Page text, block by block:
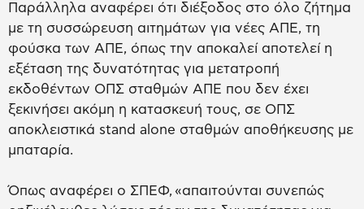
Παράλληλα αναφέρει ότι διέξοδος στο όλο ζήτημα
με τη συσσώρευση αιτημάτων για νέες ΑΠΕ, τη
φούσκα των ΑΠΕ, όπως την αποκαλεί αποτελεί η
εξέταση της δυνατότητας για μετατροπή
εκδοθέντων ΟΠΣ σταθμών ΑΠΕ που δεν έχει
ξεκινήσει ακόμη η κατασκευή τους, σε ΟΠΣ
αποκλειστικά stand alone σταθμών αποθήκευσης με
μπαταρία.
Όπως αναφέρει ο ΣΠΕΦ, «απαιτούνται συνεπώς